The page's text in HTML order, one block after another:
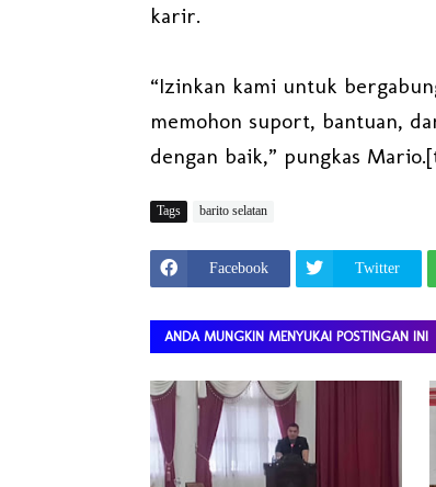
karir.
“Izinkan kami untuk
memohon suport, bantuan,
dengan baik,” pungkas
Tags barito selatan
Facebook Twitter
ANDA MUNGKIN MENYUKAI POSTINGAN INI